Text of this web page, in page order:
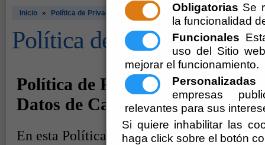
Obligatorias Se
la funcionalidad
Funcionales
uso del Sitio
mejorar el funcionamiento.
Personalizadas
empresas
relevantes para sus
Si quiere inhabilitar las
haga click sobre el botón
Inicio » Política de Privacidad
Política de Privacidad